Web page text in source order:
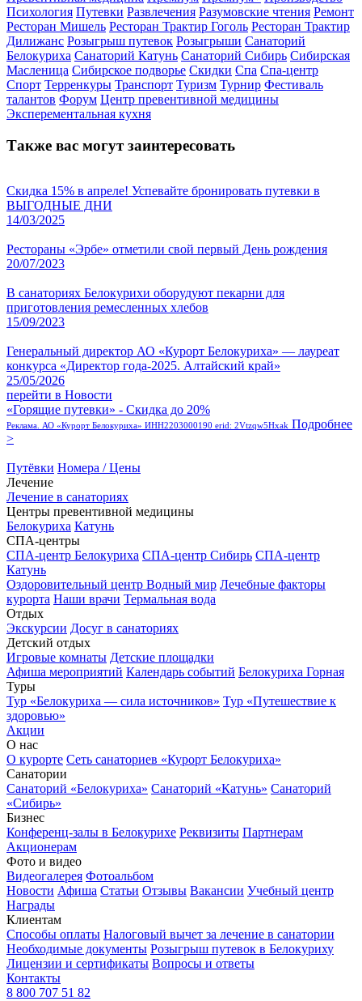
Психология Путевки Развлечения Разумовские чтения Ремонт
Ресторан Мишель Ресторан Трактир Гоголь Ресторан Трактир
Дилижанс Розыгрыш путевок Розыгрыши Санаторий
Белокуриха Санаторий Катунь Санаторий Сибирь Сибирская
Масленица Сибирское подворье Скидки Спа Спа-центр
Спорт Терренкуры Транспорт Туризм Турнир Фестиваль
талантов Форум Центр превентивной медицины
Эксперементальная кухня
Также вас могут заинтересовать
Скидка 15% в апреле! Успевайте бронировать путевки в
ВЫГОДНЫЕ ДНИ
14/03/2025
Рестораны «Эрбе» отметили свой первый День рождения
20/07/2023
В санаториях Белокурихи оборудуют пекарни для
приготовления ремесленных хлебов
15/09/2023
Генеральный директор АО «Курорт Белокуриха» — лауреат
конкурса «Директор года-2025. Алтайский край»
25/05/2026
перейти в Новости
«Горящие путевки» - Скидка до 20%
Реклама. АО «Курорт Белокуриха» ИНН2203000190 erid: 2Vtzqw5Hxak Подробнее
>
Путёвки Номера / Цены
Лечение
Лечение в санаториях
Центры превентивной медицины
Белокуриха Катунь
СПА-центры
СПА-центр Белокуриха СПА-центр Сибирь СПА-центр
Катунь
Оздоровительный центр Водный мир Лечебные факторы
курорта Наши врачи Термальная вода
Отдых
Экскурсии Досуг в санаториях
Детский отдых
Игровые комнаты Детские площадки
Афиша мероприятий Календарь событий Белокуриха Горная
Туры
Тур «Белокуриха — сила источников» Тур «Путешествие к
здоровью»
Акции
О нас
О курорте Сеть санаториев «Курорт Белокуриха»
Санатории
Санаторий «Белокуриха» Санаторий «Катунь» Санаторий
«Сибирь»
Бизнес
Конференц-залы в Белокурихе Реквизиты Партнерам
Акционерам
Фото и видео
Видеогалерея Фотоальбом
Новости Афиша Статьи Отзывы Вакансии Учебный центр
Награды
Клиентам
Способы оплаты Налоговый вычет за лечение в санатории
Необходимые документы Розыгрыш путевок в Белокуриху
Лицензии и сертификаты Вопросы и ответы
Контакты
8 800 707 51 82